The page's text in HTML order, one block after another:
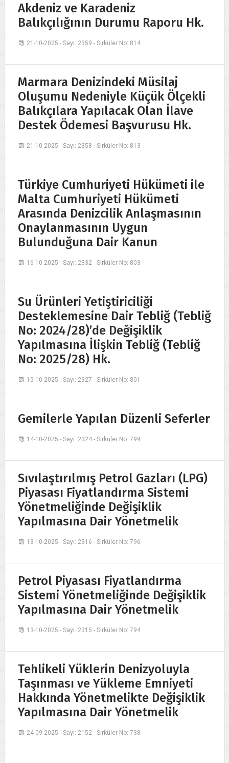
Akdeniz ve Karadeniz
Balıkçılığının Durumu Raporu Hk.
21-10-2025 - Sayı: 2359 - Sirküler No: 814
Marmara Denizindeki Müsilaj
Oluşumu Nedeniyle Küçük Ölçekli
Balıkçılara Yapılacak Olan İlave
Destek Ödemesi Başvurusu Hk.
21-10-2025 - Sayı: 2358 - Sirküler No: 813
Türkiye Cumhuriyeti Hükümeti ile
Malta Cumhuriyeti Hükümeti
Arasında Denizcilik Anlaşmasının
Onaylanmasının Uygun
Bulunduğuna Dair Kanun
16-10-2025 - Sayı: 2332 - Sirküler No: 803
Su Ürünleri Yetiştiriciliği
Desteklemesine Dair Tebliğ (Tebliğ
No: 2024/28)’de Değişiklik
Yapılmasına İlişkin Tebliğ (Tebliğ
No: 2025/28) Hk.
15-10-2025 - Sayı: 2327 - Sirküler No: 801
Gemilerle Yapılan Düzenli Seferler
14-10-2025 - Sayı: 2324 - Sirküler No: 799
Sıvılaştırılmış Petrol Gazları (LPG)
Piyasası Fiyatlandırma Sistemi
Yönetmeliğinde Değişiklik
Yapılmasına Dair Yönetmelik
13-10-2025 - Sayı: 2316 - Sirküler No: 796
Petrol Piyasası Fiyatlandırma
Sistemi Yönetmeliğinde Değişiklik
Yapılmasına Dair Yönetmelik
13-10-2025 - Sayı: 2315 - Sirküler No: 794
Tehlikeli Yüklerin Denizyoluyla
Taşınması ve Yükleme Emniyeti
Hakkında Yönetmelikte Değişiklik
Yapılmasına Dair Yönetmelik
24-09-2025 - Sayı: 2152 - Sirküler No: 738